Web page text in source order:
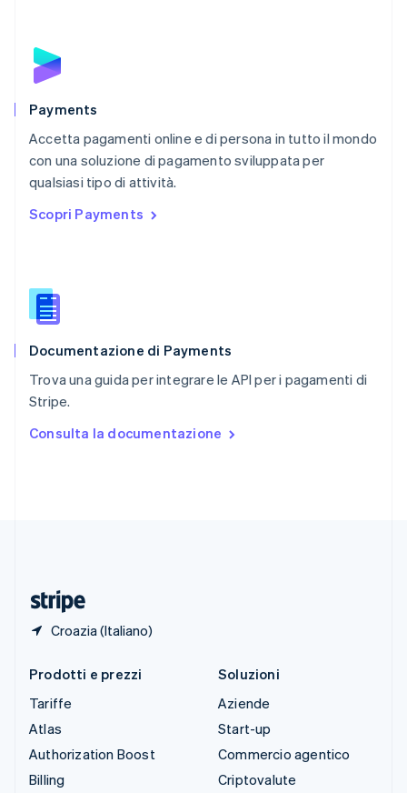
Payments
Accetta pagamenti online e di persona in tutto il mondo
con una soluzione di pagamento sviluppata per
qualsiasi tipo di attività.
Scopri Payments
Documentazione di Payments
Trova una guida per integrare le API per i pagamenti di
Stripe.
Consulta la documentazione
Croazia (Italiano)
Polonia
English
Português
English简体中文
Regno Unito
English
English
English
Slovacchia
Slovenia
Spagna
Español
English Español简体中文
Prodotti e prezzi
Tariffe
Atlas
Authorization Boost
Billing
Soluzioni
Aziende
Start-up
Commercio agentico
Criptovalute